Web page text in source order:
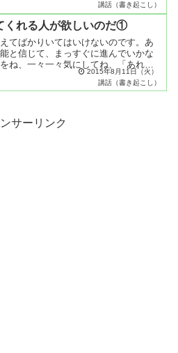
講話（書き起こし）
くれる人が欲しいのだ①
てばかりいてはいけないのです。あ
と信じて、まっすぐに進んでいかな
ね、一々一々気にしてね、「あれは
か」、「それはこうだからダメじ
2015年8月11日（火）
講話（書き起こし）
サーリンク